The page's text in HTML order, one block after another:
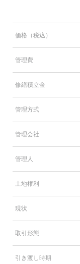
価格（税込）
管理費
修繕積立金
管理方式
管理会社
管理人
土地権利
現状
取引形態
引き渡し時期